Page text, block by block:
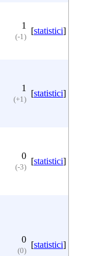
1
(-1)
[statistici]
1
(+1)
[statistici]
0
(-3)
[statistici]
0
(0)
[statistici]